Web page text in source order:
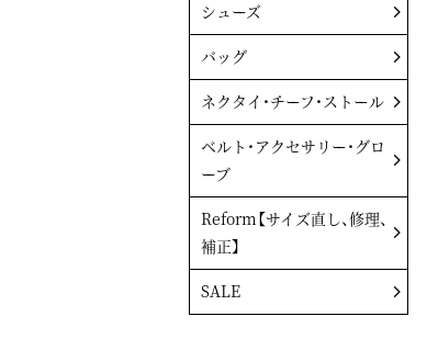
シューズ
バッグ
ネクタイ・チーフ・ストール
ベルト・アクセサリー・グロ
ーブ
Reform【サイズ直し、修理、
補正】
SALE